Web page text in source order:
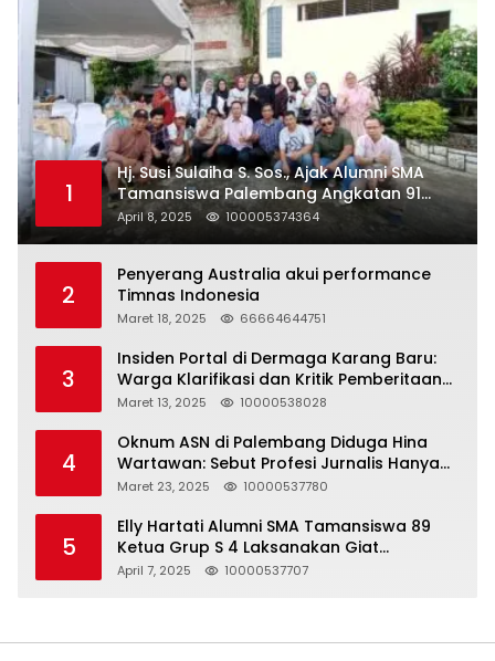
1
Hj. Susi Sulaiha S. Sos., Ajak Alumni SMA
Tamansiswa Palembang Angkatan 91
Halal Bihalal
April 8, 2025 100005374364
2
Penyerang Australia akui performance
Timnas Indonesia
Maret 18, 2025 66664644751
3
Insiden Portal di Dermaga Karang Baru:
Warga Klarifikasi dan Kritik Pemberitaan
yang Tidak Akurat
Maret 13, 2025 10000538028
4
Oknum ASN di Palembang Diduga Hina
Wartawan: Sebut Profesi Jurnalis Hanya
Seharga 2 Liter Bensin, Berujung Dugaan
Maret 23, 2025 10000537780
5
Elly Hartati Alumni SMA Tamansiswa 89
Ketua Grup S 4 Laksanakan Giat
Silaturahmi
April 7, 2025 10000537707